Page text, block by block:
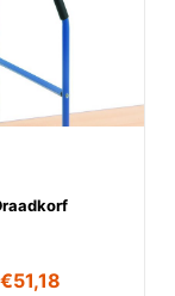
€51,18